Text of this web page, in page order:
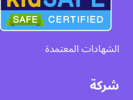
الشهادات المعتمدة
شركة